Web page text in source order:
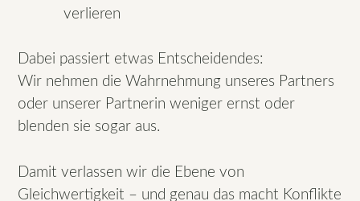
verlieren
Dabei passiert etwas Entscheidendes:
Wir nehmen die Wahrnehmung unseres Partners
oder unserer Partnerin weniger ernst oder
blenden sie sogar aus.
Damit verlassen wir die Ebene von
Gleichwertigkeit – und genau das macht Konflikte